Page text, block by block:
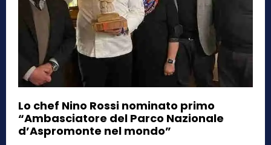
Lo chef Nino Rossi nominato primo
“Ambasciatore del Parco Nazionale
d’Aspromonte nel mondo”